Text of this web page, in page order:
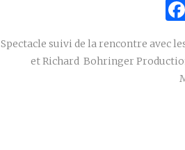
Spectacle suivi de la rencontre avec
et Richard Bohringer